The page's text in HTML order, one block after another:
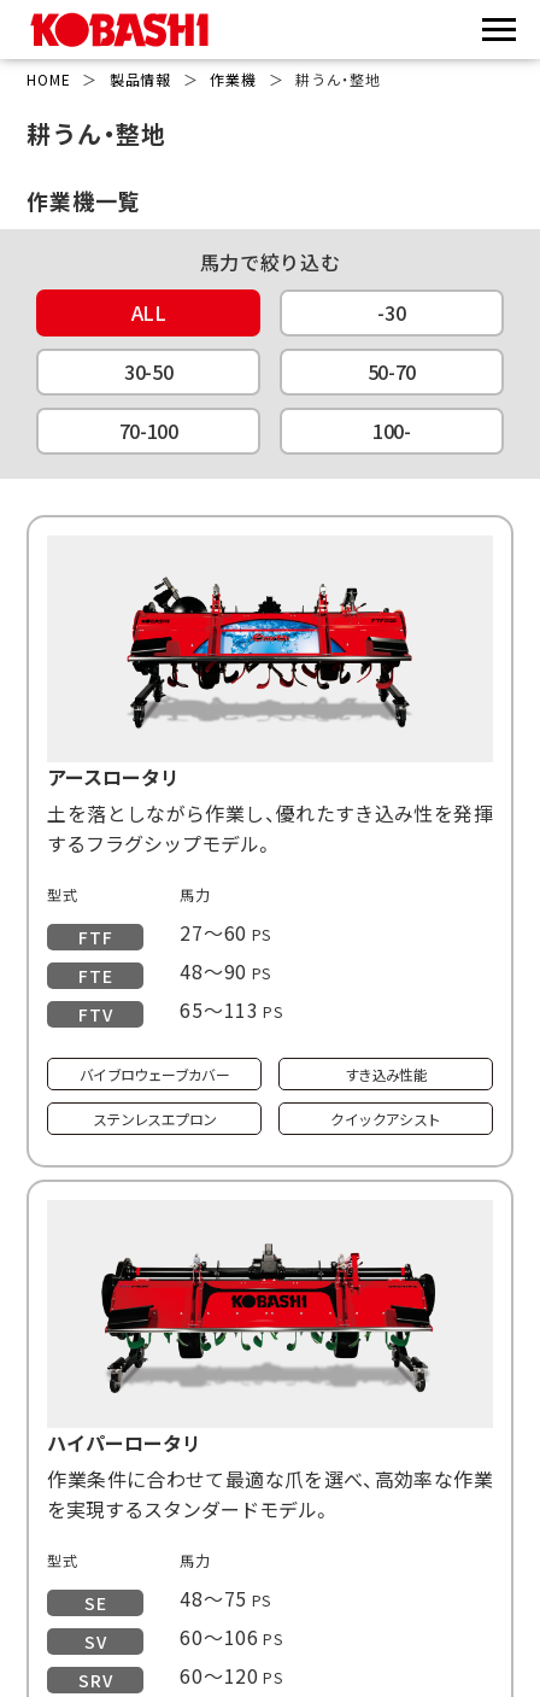
HOME ＞ 製品情報 ＞ 作業機 ＞ 耕うん・整地
耕うん・整地
作業機一覧
ALL -30
30-50 50-70
70-100 100-
アースロータリ
土を落としながら作業し、優れたすき込み性を発揮
するフラグシップモデル。
型式 馬力
FTF 27～60 PS
FTE 48～90 PS
FTV 65～113 PS
バイブロウェーブカバー すき込み性能
ステンレスエプロン クイックアシスト
ハイパーロータリ
作業条件に合わせて最適な爪を選べ、高効率な作業
を実現するスタンダードモデル。
型式 馬力
SE 48〜75 PS
SV 60〜106 PS
SRV 60〜120 PS